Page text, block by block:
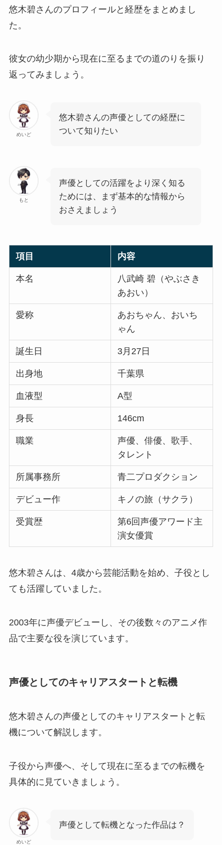
悠木碧さんのプロフィールと経歴をまとめまし
た。
彼女の幼少期から現在に至るまでの道のりを振り
返ってみましょう。
めいど
悠木碧さんの声優としての経歴に
ついて知りたい
もと
声優としての活躍をより深く知る
ためには、まず基本的な情報から
おさえましょう
項目 内容
本名
八武崎 碧（やぶさき
あおい）
愛称
あおちゃん、おいち
ゃん
誕生日 3月27日
出身地 千葉県
血液型 A型
身長 146cm
職業
声優、俳優、歌手、
タレント
所属事務所 青二プロダクション
デビュー作 キノの旅（サクラ）
受賞歴
第6回声優アワード主
演女優賞
悠木碧さんは、4歳から芸能活動を始め、子役とし
ても活躍していました。
2003年に声優デビューし、その後数々のアニメ作
品で主要な役を演じています。
声優としてのキャリアスタートと転機
悠木碧さんの声優としてのキャリアスタートと転
機について解説します。
子役から声優へ、そして現在に至るまでの転機を
具体的に見ていきましょう。
めいど
声優として転機となった作品は？